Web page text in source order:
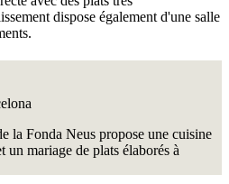
dispose également d'une salle
la Fonda Neus propose une cuisine
un mariage de plats élaborés à